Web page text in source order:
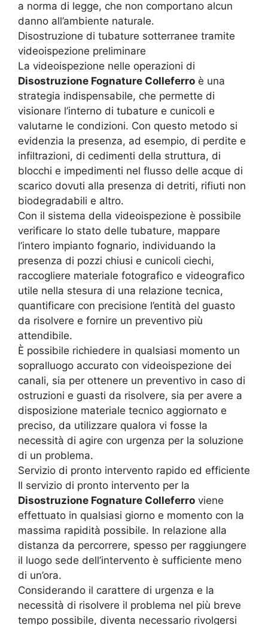
a norma di legge, che non comportano alcun
danno all’ambiente naturale.
Disostruzione di tubature sotterranee tramite
videoispezione preliminare
La videoispezione nelle operazioni di
Disostruzione Fognature Colleferro è una
strategia indispensabile, che permette di
visionare l’interno di tubature e cunicoli e
valutarne le condizioni. Con questo metodo si
evidenzia la presenza, ad esempio, di perdite e
infiltrazioni, di cedimenti della struttura, di
blocchi e impedimenti nel flusso delle acque di
scarico dovuti alla presenza di detriti, rifiuti non
biodegradabili e altro.
Con il sistema della videoispezione è possibile
verificare lo stato delle tubature, mappare
l’intero impianto fognario, individuando la
presenza di pozzi chiusi e cunicoli ciechi,
raccogliere materiale fotografico e videografico
utile nella stesura di una relazione tecnica,
quantificare con precisione l’entità del guasto
da risolvere e fornire un preventivo più
attendibile.
È possibile richiedere in qualsiasi momento un
sopralluogo accurato con videoispezione dei
canali, sia per ottenere un preventivo in caso di
ostruzioni e guasti da risolvere, sia per avere a
disposizione materiale tecnico aggiornato e
preciso, da utilizzare qualora vi fosse la
necessità di agire con urgenza per la soluzione
di un problema.
Servizio di pronto intervento rapido ed efficiente
Il servizio di pronto intervento per la
Disostruzione Fognature Colleferro viene
effettuato in qualsiasi giorno e momento con la
massima rapidità possibile. In relazione alla
distanza da percorrere, spesso per raggiungere
il luogo sede dell’intervento è sufficiente meno
di un’ora.
Considerando il carattere di urgenza e la
necessità di risolvere il problema nel più breve
tempo possibile, diventa necessario rivolgersi